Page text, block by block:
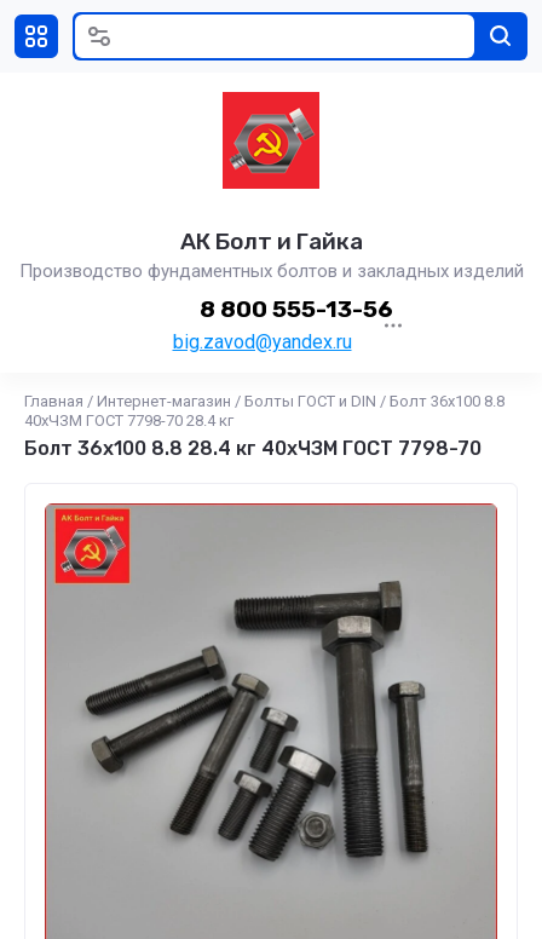
АК Болт и Гайка
Производство фундаментных болтов и закладных изделий
big.zavod@yandex.ru
8 800 555-13-56
Главная / Интернет-магазин / Болты ГОСТ и DIN / Болт 36х100 8.8
40хЧЗМ ГОСТ 7798-70 28.4 кг
Болт 36х100 8.8 28.4 кг 40хЧЗМ ГОСТ 7798-70